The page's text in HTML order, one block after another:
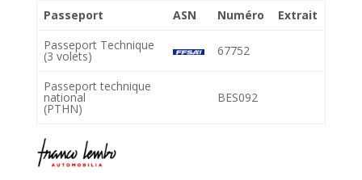
Passeport ASN Numéro
Extrait
Passeport Technique
(3 volets) 67752
Passeport technique
national
(PTHN)
BES092